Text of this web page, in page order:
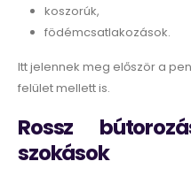
koszorúk,
födémcsatlakozások.
Itt jelennek meg először a
felület mellett is.
Rossz
szokások